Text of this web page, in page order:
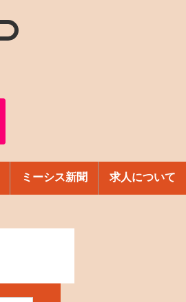
ミーシス新聞 求人について